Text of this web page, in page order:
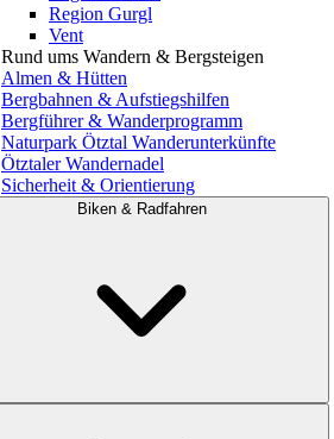
Region Gurgl
Vent
Rund ums Wandern & Bergsteigen
Almen & Hütten
Bergbahnen & Aufstiegshilfen
Bergführer & Wanderprogramm
Naturpark Ötztal Wanderunterkünfte
Ötztaler Wandernadel
Sicherheit & Orientierung
Biken & Radfahren